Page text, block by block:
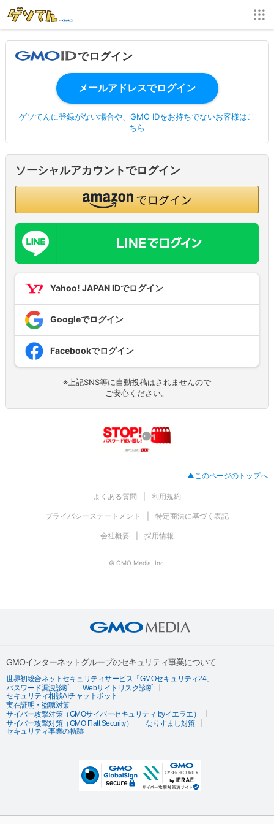
でログイン
ゲソてんに登録がない場合や、GMO IDをお持ちでないお客様はこ
ちら
ソーシャルアカウントでログイン
Yahoo! JAPAN IDでログイン
Googleでログイン
Facebookでログイン
※上記SNS等に自動投稿はされませんので
ご安心ください。
▲このページのトップへ
よくある質問 利用規約
プライバシーステートメント 特定商法に基づく表記
会社概要 採用情報
© GMO Media, Inc.
GMOインターネットグループのセキュリティ事業について
世界初総合ネットセキュリティサービス「GMOセキュリティ24」
パスワード漏洩診断
Webサイトリスク診断
セキュリティ相談AIチャットボット
実在証明・盗聴対策
サイバー攻撃対策（GMOサイバーセキュリティ byイエラエ）
サイバー攻撃対策（GMO Flatt Security）
なりすまし対策
セキュリティ事業の軌跡